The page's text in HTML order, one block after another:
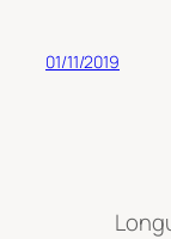
01/11/2019